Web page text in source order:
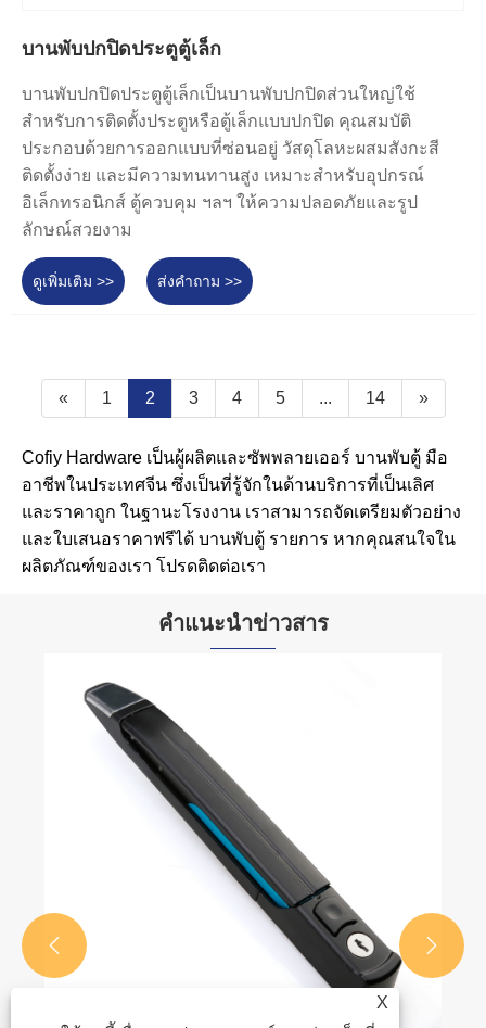
บานพับปกปิดประตูตู้เล็ก
บานพับปกปิดประตูตู้เล็กเป็นบานพับปกปิดส่วนใหญ่ใช้
สำหรับการติดตั้งประตูหรือตู้เล็กแบบปกปิด คุณสมบัติ
ประกอบด้วยการออกแบบที่ซ่อนอยู่ วัสดุโลหะผสมสังกะสี
ติดตั้งง่าย และมีความทนทานสูง เหมาะสำหรับอุปกรณ์
อิเล็กทรอนิกส์ ตู้ควบคุม ฯลฯ ให้ความปลอดภัยและรูป
ลักษณ์สวยงาม
ดูเพิ่มเติม >> ส่งคำถาม >>
« 1 2 3 4 5 ... 14 »
Cofiy Hardware เป็นผู้ผลิตและซัพพลายเออร์ บานพับตู้ มือ
อาชีพในประเทศจีน ซึ่งเป็นที่รู้จักในด้านบริการที่เป็นเลิศ
และราคาถูก ในฐานะโรงงาน เราสามารถจัดเตรียมตัวอย่าง
และใบเสนอราคาฟรีได้ บานพับตู้ รายการ หากคุณสนใจใน
ผลิตภัณฑ์ของเรา โปรดติดต่อเรา
คำแนะนำข่าวสาร
เปลี่ยนรหัสผ่านของรหัสล็อคแบบมือจับสวิง
ดูเพิ่มเติม >>
 
X